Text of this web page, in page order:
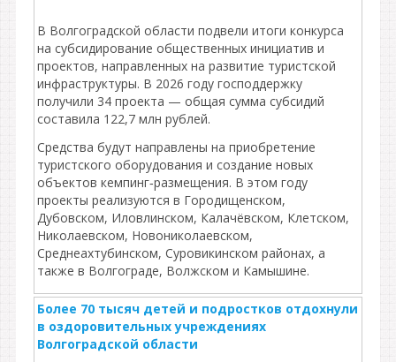
В Волгоградской области подвели итоги конкурса
на субсидирование общественных инициатив и
проектов, направленных на развитие туристской
инфраструктуры. В 2026 году господдержку
получили 34 проекта — общая сумма субсидий
составила 122,7 млн рублей.
Средства будут направлены на приобретение
туристского оборудования и создание новых
объектов кемпинг‑размещения. В этом году
проекты реализуются в Городищенском,
Дубовском, Иловлинском, Калачёвском, Клетском,
Николаевском, Новониколаевском,
Среднеахтубинском, Суровикинском районах, а
также в Волгограде, Волжском и Камышине.
Более 70 тысяч детей и подростков отдохнули
в оздоровительных учреждениях
Волгоградской области